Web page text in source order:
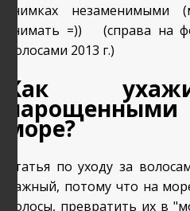
снимках
снимать =)) (справа на
волосами 2013 г.)
Как
море?
Статья по уходу за
важный, потому что на
волосы, превратить их в